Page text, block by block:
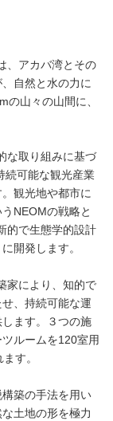
、アカバ湾とその
自然と水の力に
の山々の山間に、
な取り組みに基づ
続可能な観光産業
観光地や都市に
NEOMの戦略と
的で生態学的設計
開発します。
家により、知的で
、持続可能な運
ます。３つの施
ルームを120室用
す。
築の手法を用い
土地の形を極力